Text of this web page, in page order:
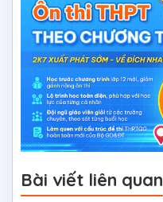
Bài viết liên quan